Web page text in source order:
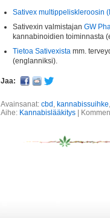
Sativex multippeliskleroosin
Sativexin valmistajan GW
kannabinoidien toiminnasta
Tietoa Sativexista mm.
(englanniksi).
Jaa:
Avainsanat: cbd kannabissuihke
Aihe: Kannabislääkitys |